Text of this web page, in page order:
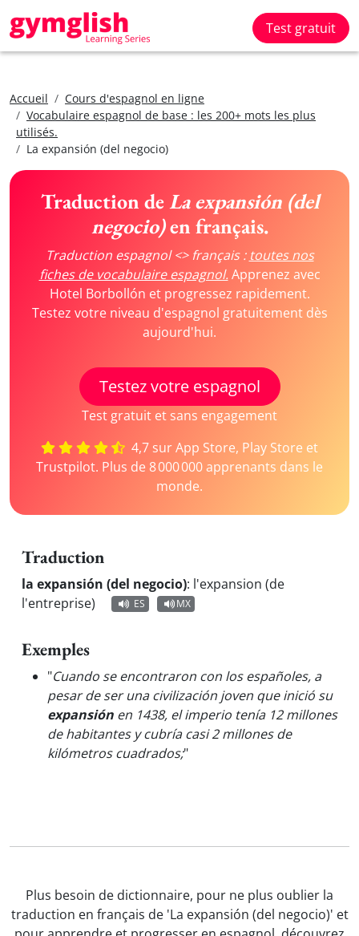
Test gratuit
Accueil
Cours d'espagnol en ligne
Vocabulaire espagnol de base : les 200+ mots les plus
utilisés.
La expansión (del negocio)
Traduction deLa expansión (del
negocio)en français.
Traduction espagnol <> français : toutes nos
fiches de vocabulaire espagnol.Apprenez avec
Hotel Borbollón et progressez rapidement.
Testez votre niveau d'espagnol gratuitement dès
aujourd'hui.
Testez votre espagnol
Test gratuit et sans engagement
4,7 sur App Store, Play Store et
Trustpilot. Plus de 8 000 000 apprenants dans le
monde.
Traduction
la expansión (del negocio): l'expansion (de
l'entreprise)
ES MX
Exemples
"Cuando se encontraron con los españoles, a
pesar de ser una civilización joven que inició su
expansión en 1438, el imperio tenía 12 millones
de habitantes y cubría casi 2 millones de
kilómetros cuadrados;"
Plus besoin de dictionnaire, pour ne plus oublier la
traduction en français de 'La expansión (del negocio)' et